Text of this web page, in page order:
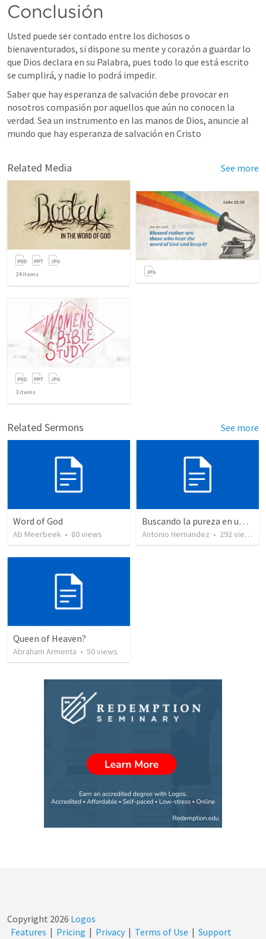
Conclusión
Usted puede ser contado entre los dichosos o
bienaventurados, si dispone su mente y corazón a guardar lo
que Dios declara en su Palabra, pues todo lo que está escrito
se cumplirá, y nadie lo podrá impedir.
Saber que hay esperanza de salvación debe provocar en
nosotros compasión por aquellos que aún no conocen la
verdad. Sea un instrumento en las manos de Dios, anuncie al
mundo que hay esperanza de salvación en Cristo
Related Media See more
24items
3 items
Related Sermons See more
Word of God
Ab Meerbeek • 80views
Buscando la pureza en un mundo impuro (2)
Antonio Hernandez • 292views
Queen of Heaven?
Abraham Armenta • 50views
Copyright 2026 Logos
Features | Pricing | Privacy | Terms of Use | Support